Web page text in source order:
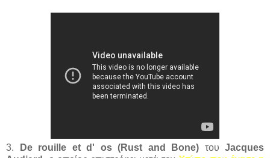
3. De rouille et d' os (Rust and Bone) του Jacques